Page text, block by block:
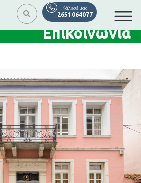
Κάλεσέ μας
2651064077
Επικοινωνία